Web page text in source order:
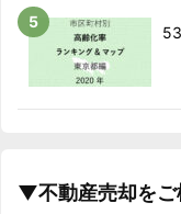
▼不動産売却をご